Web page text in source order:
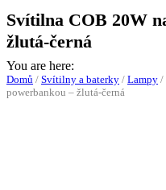
Svítilna COB 20W
žlutá-černá
You are here:
Domů / Svítilny a baterky / Lampy /
powerbankou – žlutá-černá